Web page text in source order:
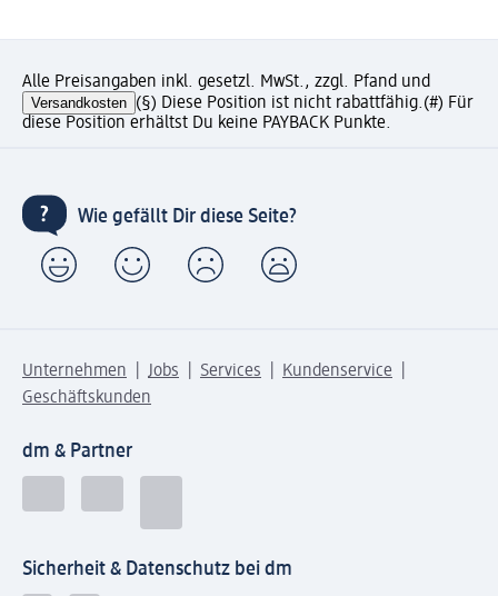
Alle Preisangaben inkl. gesetzl. MwSt., zzgl. Pfand und
Versandkosten (§) Diese Position ist nicht rabattfähig.(#) Für
diese Position erhältst Du keine PAYBACK Punkte.
Wie gefällt Dir diese Seite?
Unternehmen Jobs Services
Kundenservice
Geschäftskunden
dm & Partner
Sicherheit & Datenschutz bei dm